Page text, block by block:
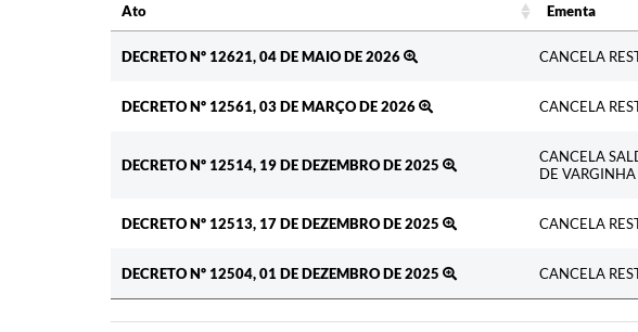
Ato Ementa
DECRETO Nº 12621, 04 DE MAIO DE 2026
CANCELA
DECRETO Nº 12561, 03 DE MARÇO DE 2026 CANCELA
DECRETO Nº 12514, 19 DE DEZEMBRO DE 2025
CANCELA
DE
DECRETO Nº 12513, 17 DE DEZEMBRO DE 2025 CANCELA
DECRETO Nº 12504, 01 DE DEZEMBRO DE 2025 CANCELA